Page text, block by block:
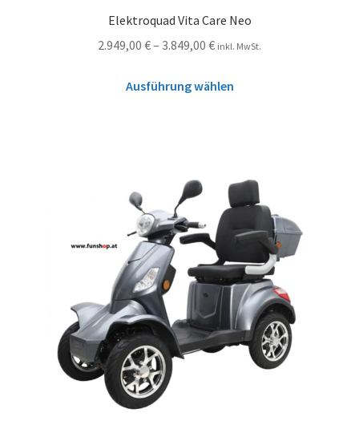
Elektroquad Vita Care Neo
2.949,00 €– 3.849,00 € inkl. MwSt.
Ausführung wählen